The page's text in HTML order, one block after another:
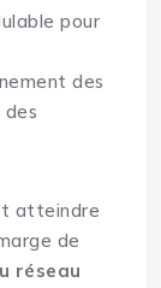
pour
des
atteindre
de
réseau